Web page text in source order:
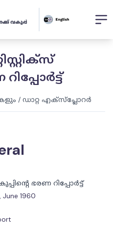
/ ഡാറ്റ എക്സ്പ്ലോറർ
ഭരണ റിപ്പോർട്ട്
June 1960